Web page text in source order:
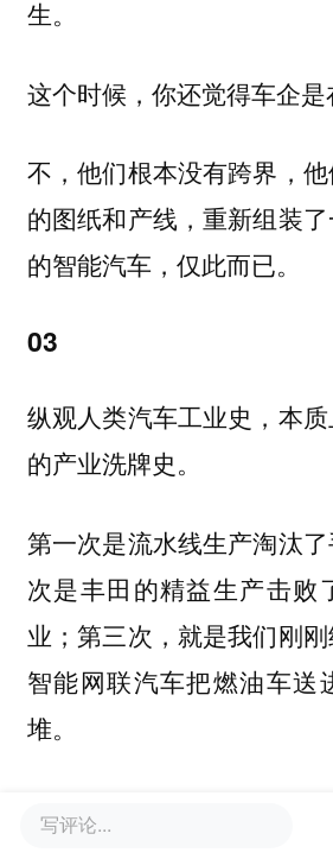
生。
这个时候，你还觉得车企是
不，他们根本没有跨界，
的图纸和产线，重新组装
的智能汽车，仅此而已。
03
纵观人类汽车工业史，本
的产业洗牌史。
第一次是流水线生产淘汰
次是丰田的精益生产击败
业；第三次，就是我们刚刚
智能网联汽车把燃油车送
堆。
写评论...